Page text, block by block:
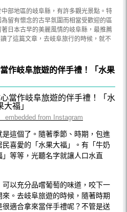
部地區的岐阜縣，有許多觀光景點。特
留有懷念的古早氛圍而相當受歡迎的區
日本古早的美麗風情的岐阜縣，最推薦
了這篇文章，去岐阜旅行的時候，就不
作岐阜旅遊的伴手禮！「水果
from Instagram
這個了。隨著季節、時期，包進
喜愛的「水果大福」。有「牛奶
等等，光聽名字就讓人口水直
以充分品嚐葡萄的味道，咬下一
。去岐阜旅遊的時候，隨著時期
適合拿來當伴手禮呢？不管是送